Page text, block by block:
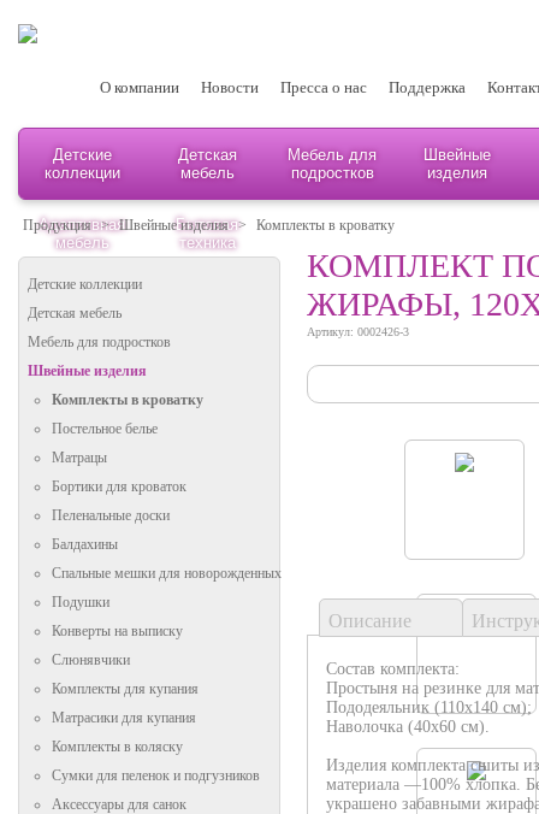
О компании Новости Пресса о нас Поддержка
Детские
коллекции
Детская
мебель
Мебель для
подростков
Швейные
изделия
Адаптивная
мебель
Бытовая
техника
Продукция > Швейные изделия > Комплекты в кроватку
Детские коллекции
Детская мебель
Мебель для подростков
Швейные изделия
Комплекты в кроватку
Постельное белье
Матрацы
Бортики для кроваток
Пеленальные доски
Балдахины
Спальные мешки для новорожденных
Подушки
Конверты на выписку
Слюнявчики
Комплекты для купания
Матрасики для купания
Комплекты в коляску
Сумки для пеленок и подгузников
Аксессуары для санок
КОМПЛЕКТ
ЖИРАФЫ,
Артикул: 0002426-3
Описание
Состав комплекта:
Простыня на резинке для
Пододеяльник (110х140 см);
Наволочка (40х60 см).
Изделия комплекта сшиты
материала —100% хлопка.
украшено забавными